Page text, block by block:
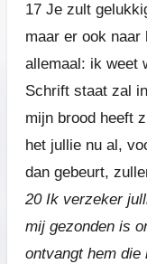
17 Je zult
maar er ook naar
allemaal: ik weet
Schrift staat zal
mijn brood heeft
het jullie nu al,
dan gebeurt,
20 Ik verzeker
mij gezonden is
ontvangt hem die